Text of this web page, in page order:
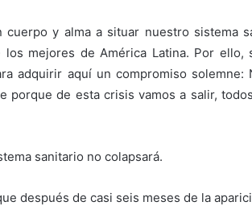
cuerpo y alma a situar nuestro sistema
mejores de América Latina. Por ello,
adquirir aquí un compromiso solemne:
porque de esta crisis vamos a salir,
sanitario no colapsará.
después de casi seis meses de la